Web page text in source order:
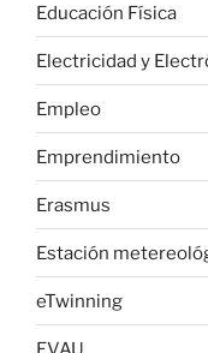
Educación Física
Electricidad y
Empleo
Emprendimiento
Erasmus
Estación
eTwinning